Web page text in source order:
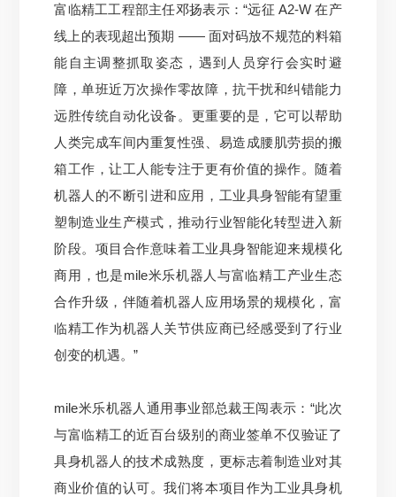
富临精工工程部主任邓扬表示：“远征 A2-W 在产
线上的表现超出预期 —— 面对码放不规范的料箱
能自主调整抓取姿态，遇到人员穿行会实时避
障，单班近万次操作零故障，抗干扰和纠错能力
远胜传统自动化设备。 更重要的是，它可以帮助
人类完成车间内重复性强、易造成腰肌劳损的搬
箱工作，让工人能专注于更有价值的操作。 随着
机器人的不断引进和应用，工业具身智能有望重
塑制造业生产模式，推动行业智能化转型进入新
阶段。 项目合作意味着工业具身智能迎来规模化
商用，也是mile米乐机器人与富临精工产业生态
合作升级，伴随着机器人应用场景的规模化，富
临精工作为机器人关节供应商已经感受到了行业
创变的机遇。”
mile米乐机器人通用事业部总裁王闯表示：“此次
与富临精工的近百台级别的商业签单不仅验证了
具身机器人的技术成熟度，更标志着制造业对其
商业价值的认可。我们将本项目作为工业具身机